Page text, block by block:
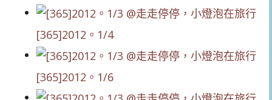
[365]2012。1/4
[365]2012。1/6